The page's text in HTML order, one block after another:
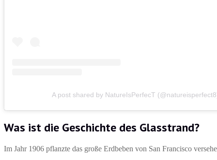
A post shared by NatureIsPerfecT
Was ist die Geschichte des Glasstrand?
Im Jahr 1906 pflanzte das große Erdbeben von San Francisco